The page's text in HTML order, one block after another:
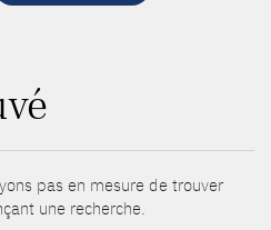
pas en mesure de trouver
une recherche.